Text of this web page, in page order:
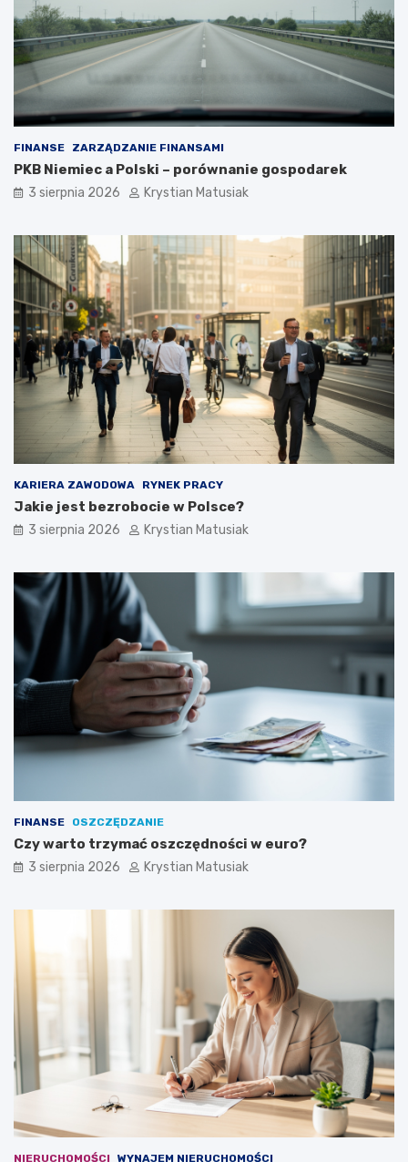
FINANSE ZARZĄDZANIE FINANSAMI
PKB Niemiec a Polski – porównanie gospodarek
3 sierpnia 2026 Krystian Matusiak
KARIERA ZAWODOWA RYNEK PRACY
Jakie jest bezrobocie w Polsce?
3 sierpnia 2026 Krystian Matusiak
FINANSE OSZCZĘDZANIE
Czy warto trzymać oszczędności w euro?
3 sierpnia 2026 Krystian Matusiak
NIERUCHOMOŚCI WYNAJEM NIERUCHOMOŚCI